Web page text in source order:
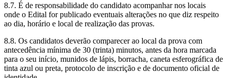
8.7. É de responsabilidade do candidato acompanhar nos locais
onde o Edital for publicado eventuais alterações no que diz respeito
ao dia, horário e local de realização das provas.
8.8. Os candidatos deverão comparecer ao local da prova com
antecedência mínima de 30 (trinta) minutos, antes da hora marcada
para o seu início, munidos de lápis, borracha, caneta esferográfica de
tinta azul ou preta, protocolo de inscrição e de documento oficial de